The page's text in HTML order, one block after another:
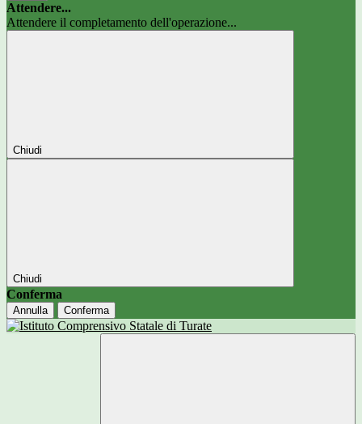
Attendere...
Attendere il completamento dell'operazione...
Chiudi
Chiudi
Conferma
Annulla Conferma